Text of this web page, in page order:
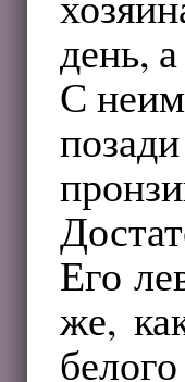
день,
С
Его
же,